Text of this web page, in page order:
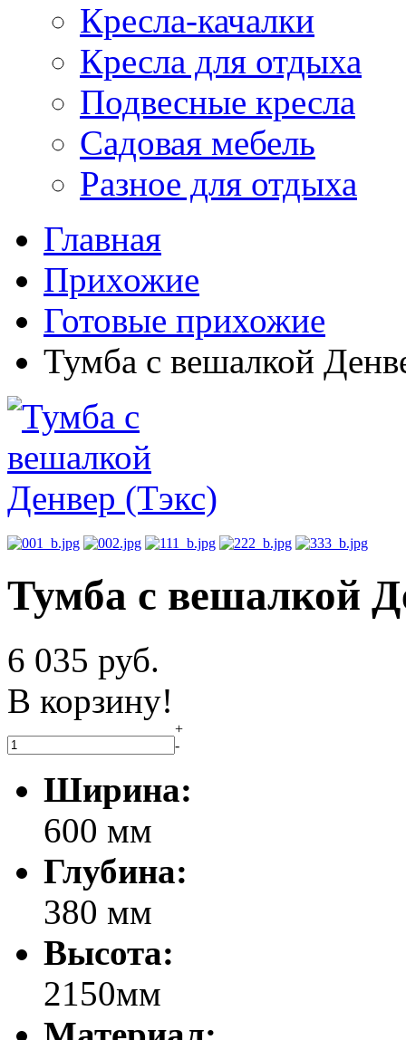
Кресла-качалки
Кресла для отдыха
Подвесные кресла
Садовая мебель
Разное для отдыха
Главная
Прихожие
Готовые прихожие
Тумба с вешалкой
Тумба с вешалкой
6 035 руб.
В корзину!
+
-
Ширина:
600 мм
Глубина:
380 мм
Высота:
2150мм